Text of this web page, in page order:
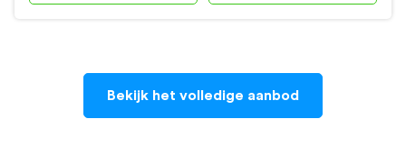
Bekijk het volledige aanbod